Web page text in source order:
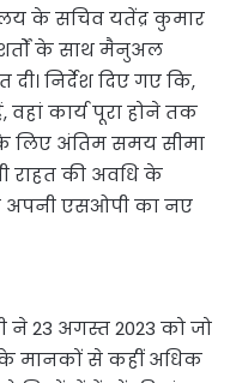
के सचिव यतेंद्र कुमार
के साथ मैनुअल
निर्देश दिए गए कि,
वहां कार्य पूरा होने तक
लिए अंतिम समय सीमा
राहत की अवधि के
ने अपनी एसओपी का नए
ने 23 अगस्त 2023 को जो
मानकों से कहीं अधिक